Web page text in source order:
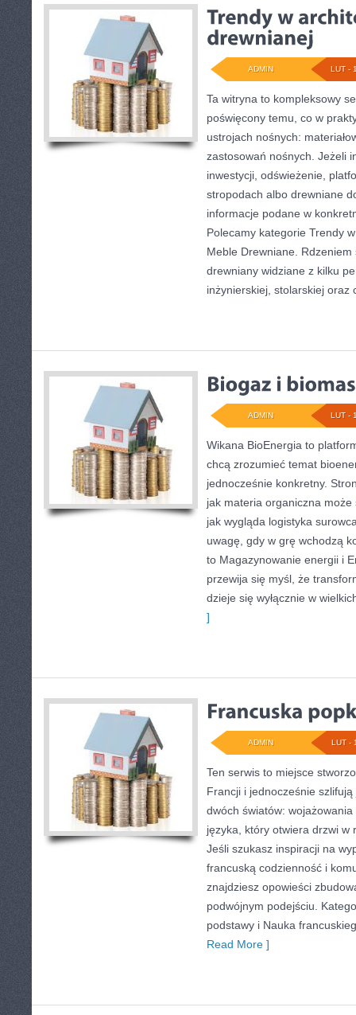
LUT -
ADMIN
Ta witryna to kompleksowy
poświęcony temu, co w
ustrojach nośnych:
zastosowań nośnych. Jeżeli
inwestycji, odświeżenie,
stropodach albo drewniane
informacje podane w
Polecamy kategorie Trendy
Meble Drewniane. Rdzeniem
drewniany widziane z kilku
inżynierskiej, stolarskiej oraz
LUT -
ADMIN
Wikana BioEnergia to
chcą zrozumieć temat
jednocześnie konkretny.
jak materia organiczna
jak wygląda logistyka
uwagę, gdy w grę wchodzą
to Magazynowanie energii i
przewija się myśl, że
dzieje się wyłącznie w
]
LUT -
ADMIN
Ten serwis to miejsce
Francji i jednocześnie
dwóch światów:
języka, który otwiera drzwi w
Jeśli szukasz inspiracji na
francuską codzienność i
znajdziesz opowieści
podwójnym podejściu.
podstawy i Nauka
Read More ]